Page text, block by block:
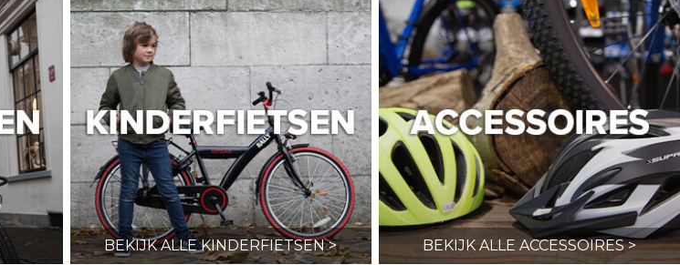
BEKIJK ALLE KINDERFIETSEN > BEKIJK ALLE ACCESSOIRES >